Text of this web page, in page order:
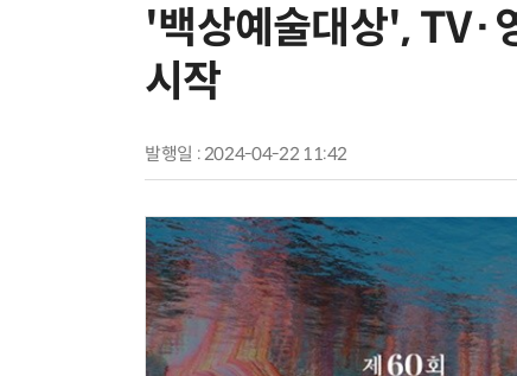
'백상예술대상', TV·
시작
발행일 : 2024-04-22 11:42